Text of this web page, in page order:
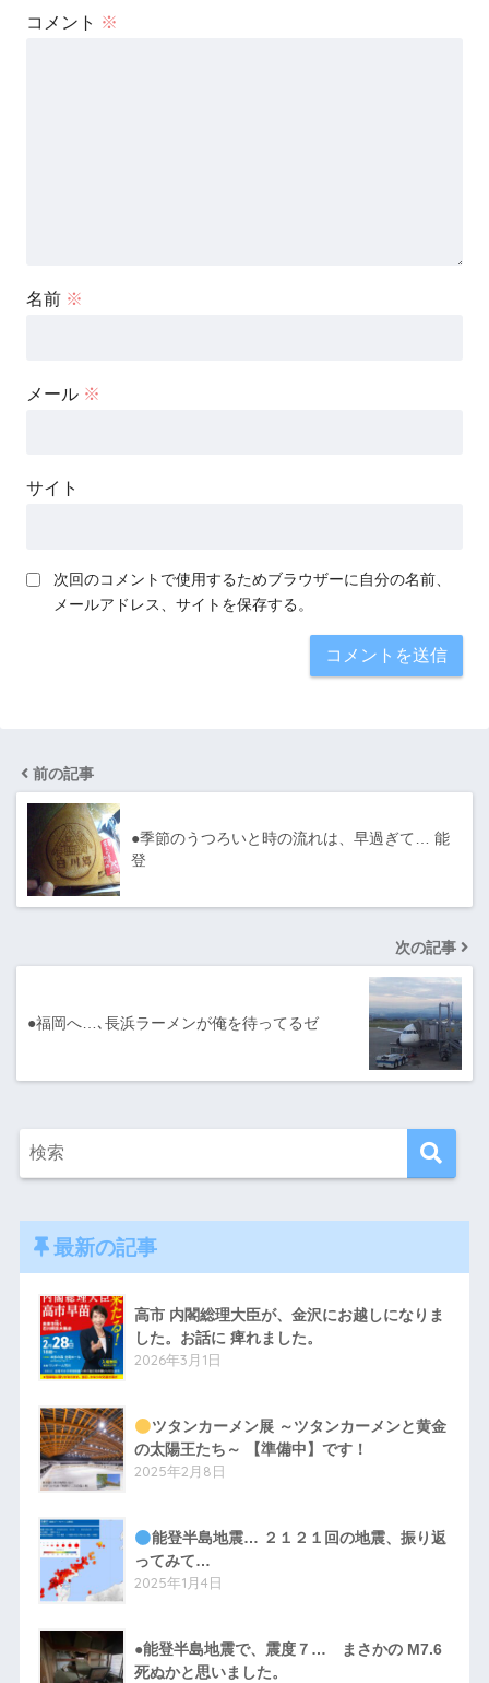
コメント ※
名前 ※
メール ※
サイト
次回のコメントで使用するためブラウザーに自分の名前、
メールアドレス、サイトを保存する。
前の記事
●季節のうつろいと時の流れは、早過ぎて… 能
登
次の記事
●福岡へ…､長浜ラーメンが俺を待ってるゼ
最新の記事
高市 内閣総理大臣が、金沢にお越しになりま
した。お話に 痺れました。
2026年3月1日
ツタンカーメン展 ～ツタンカーメンと黄金
の太陽王たち～ 【準備中】です！
2025年2月8日
能登半島地震… ２１２１回の地震、振り返
ってみて…
2025年1月4日
●能登半島地震で、震度７… まさかの M7.6
死ぬかと思いました。